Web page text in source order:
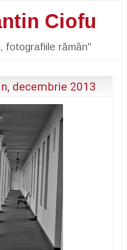
Ciofu
fotografiile rămân"
decembrie 2013